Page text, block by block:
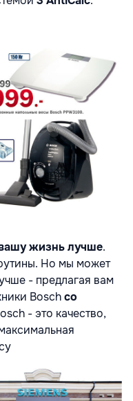
жизнь лучше.
Но мы может
- предлагая вам
Boschсо
- это качество,